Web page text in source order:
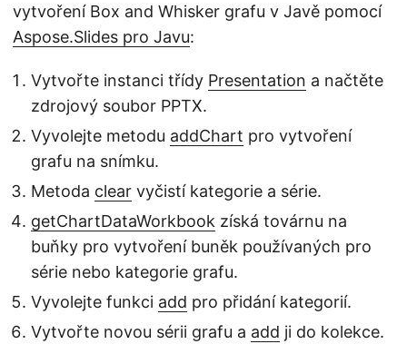
vytvoření Box and Whisker grafu v Javě pomocí
Aspose.Slides pro Javu:
Vytvořte instanci třídy Presentation a načtěte
zdrojový soubor PPTX.
Vyvolejte metodu addChart pro vytvoření
grafu na snímku.
Metoda clear vyčistí kategorie a série.
getChartDataWorkbook získá továrnu na
buňky pro vytvoření buněk používaných pro
série nebo kategorie grafu.
Vyvolejte funkci add pro přidání kategorií.
Vytvořte novou sérii grafu a add ji do kolekce.